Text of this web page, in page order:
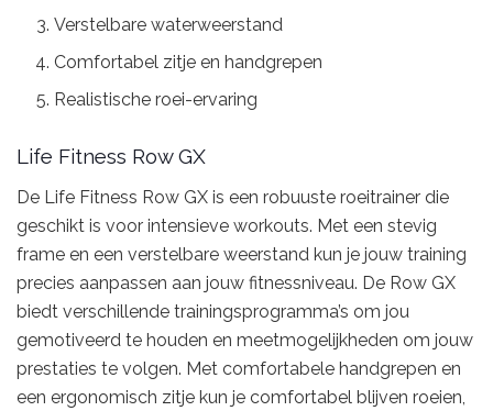
Verstelbare waterweerstand
Comfortabel zitje en handgrepen
Realistische roei-ervaring
Life Fitness Row GX
De Life Fitness Row GX is een robuuste roeitrainer die
geschikt is voor intensieve workouts. Met een stevig
frame en een verstelbare weerstand kun je jouw training
precies aanpassen aan jouw fitnessniveau. De Row GX
biedt verschillende trainingsprogramma’s om jou
gemotiveerd te houden en meetmogelijkheden om jouw
prestaties te volgen. Met comfortabele handgrepen en
een ergonomisch zitje kun je comfortabel blijven roeien,